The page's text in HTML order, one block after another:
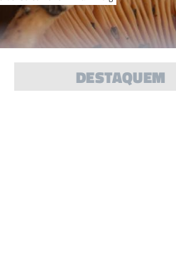
DESTAQUEM